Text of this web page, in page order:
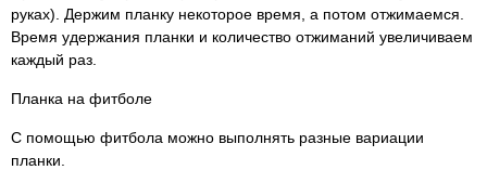
руках). Держим планку некоторое время, а потом отжимаемся.
Время удержания планки и количество отжиманий увеличиваем
каждый раз.
Планка на фитболе
С помощью фитбола можно выполнять разные вариации
планки.